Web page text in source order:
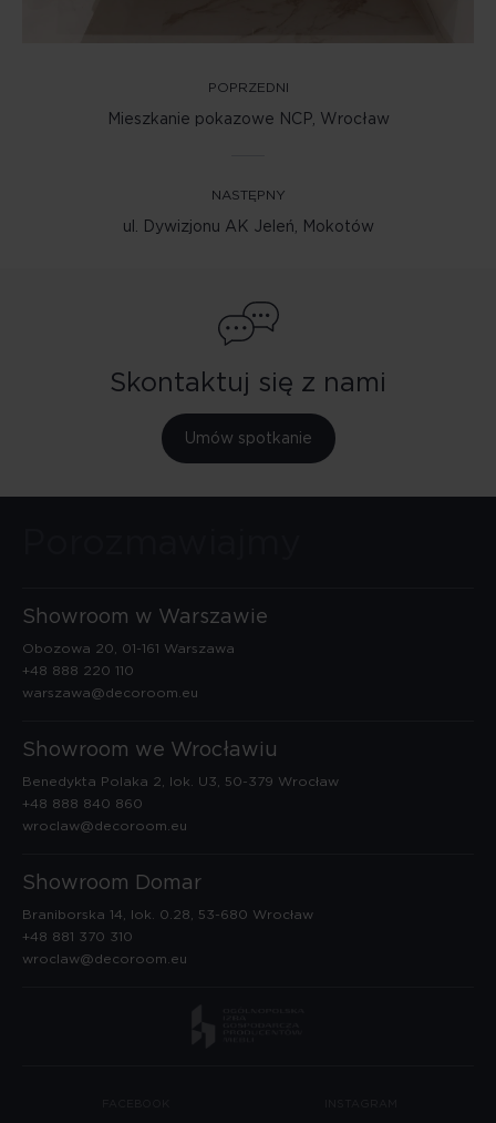
POPRZEDNI
Mieszkanie pokazowe NCP, Wrocław
NASTĘPNY
ul. Dywizjonu AK Jeleń, Mokotów
Skontaktuj się z nami
Umów spotkanie
Showroom w Warszawie
Obozowa 20, 01-161 Warszawa
+48 888 220 110
warszawa@decoroom.eu
Showroom we Wrocławiu
Benedykta Polaka 2, lok. U3, 50-379 Wrocław
+48 888 840 860
wroclaw@decoroom.eu
Showroom Domar
Braniborska 14, lok. 0.28, 53-680 Wrocław
+48 881 370 310
wroclaw@decoroom.eu